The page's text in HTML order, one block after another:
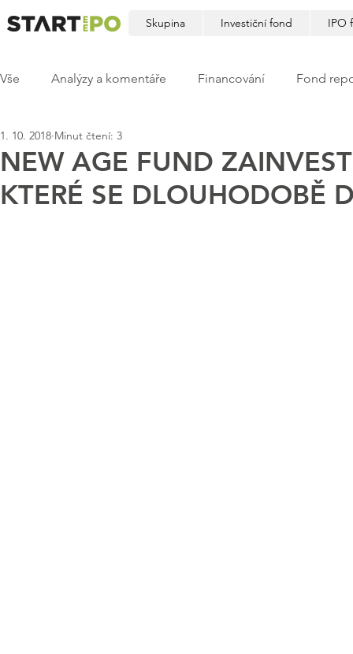
Skupina Investiční fond IPO
Vše Analýzy a komentáře Financování Fond
NEW AGE FUND
KTERÉ SE DLOUHODOBĚ
1. 10. 2018 Minut čtení: 3